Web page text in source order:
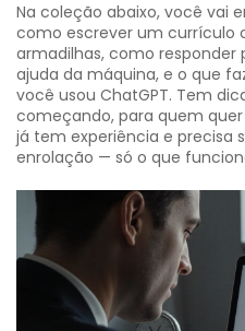
Na coleção abaixo, você vai
como escrever um currículo
armadilhas, como
ajuda da máquina, e o que
você usou ChatGPT. Tem
começando, para quem
já tem experiência e precisa
enrolação — só o que